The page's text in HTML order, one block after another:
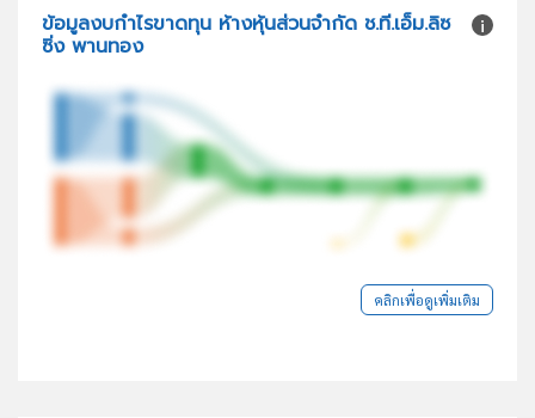
ข้อมูลงบกำไรขาดทุน ห้างหุ้นส่วนจำกัด ช.ที.เอ็ม.ลิซ
ซิ่ง พานทอง
คลิกเพื่อดูเพิ่มเติม